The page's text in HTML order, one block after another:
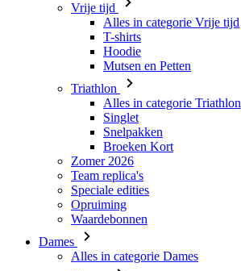
Vrije tijd
Alles in categorie Vrije tijd
T-shirts
Hoodie
Mutsen en Petten
Triathlon
Alles in categorie Triathlon
Singlet
Snelpakken
Broeken Kort
Zomer 2026
Team replica's
Speciale edities
Opruiming
Waardebonnen
Dames
Alles in categorie Dames